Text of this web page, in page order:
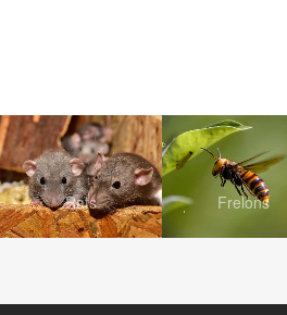
Rats Frelons